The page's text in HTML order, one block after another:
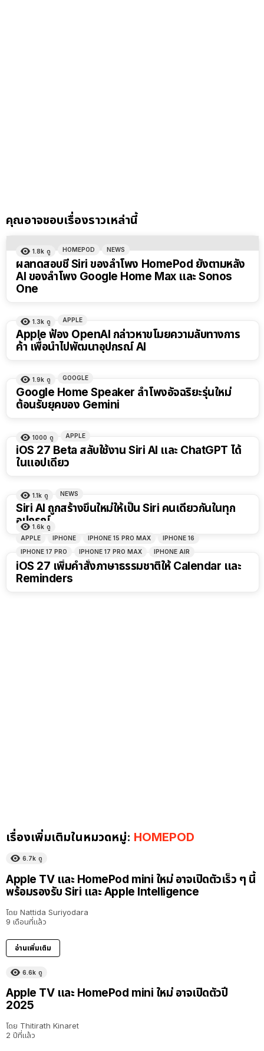
คุณอาจชอบเรื่องราวเหล่านี้
1.8k ดู HOMEPOD NEWS
ผลทดสอบชี้ Siri ของลำโพง HomePod ยังตามหลัง
AI ของลำโพง Google Home Max และ Sonos
One
1.3k ดู APPLE
Apple ฟ้อง OpenAI กล่าวหาขโมยความลับทางการ
ค้า เพื่อนำไปพัฒนาอุปกรณ์ AI
1.9k ดู GOOGLE
Google Home Speaker ลำโพงอัจฉริยะรุ่นใหม่
ต้อนรับยุคของ Gemini
1000 ดู APPLE
iOS 27 Beta สลับใช้งาน Siri AI และ ChatGPT ได้
ในแอปเดียว
1.1k ดู NEWS
Siri AI ถูกสร้างขึ้นใหม่ให้เป็น Siri คนเดียวกันในทุก
อุปกรณ์
1.6k ดู
APPLE
IPHONE IPHONE 15 PRO MAX
IPHONE 16
IPHONE 17 PRO
IPHONE 17 PRO MAX IPHONE AIR
iOS 27 เพิ่มคำสั่งภาษาธรรมชาติให้ Calendar และ
Reminders
เรื่องเพิ่มเติมในหมวดหมู่: HOMEPOD
6.7k ดู
Apple TV และ HomePod mini ใหม่ อาจเปิดตัวเร็ว ๆ นี้
พร้อมรองรับ Siri และ Apple Intelligence
โดย Nattida Suriyodara
9 เดือนที่แล้ว
อ่านเพิ่มเติม
6.6k ดู
Apple TV และ HomePod mini ใหม่ อาจเปิดตัวปี
2025
โดย Thitirath Kinaret
2 ปีที่แล้ว